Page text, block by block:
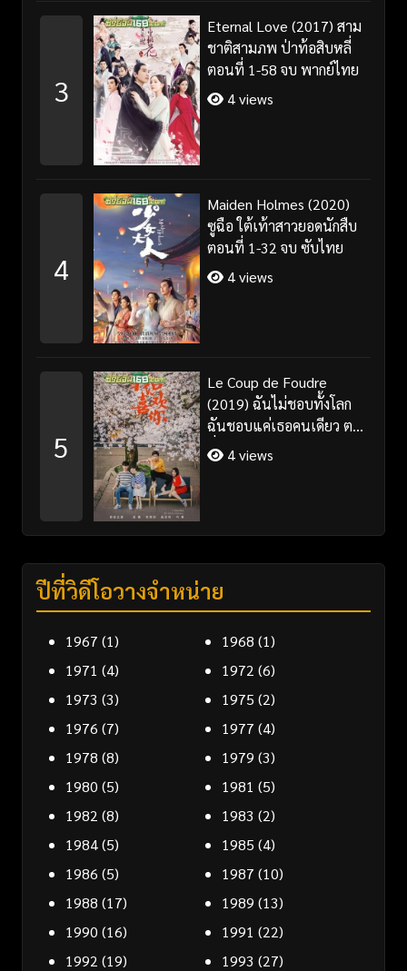
3
Eternal Love (2017) สาม
ชาติสามภพ ป่าท้อสิบหลี่
ตอนที่ 1-58 จบ พากย์ไทย
4 views
4
Maiden Holmes (2020)
ซูฉือ ใต้เท้าสาวยอดนักสืบ
ตอนที่ 1-32 จบ ซับไทย
4 views
5
Le Coup de Foudre
(2019) ฉันไม่ชอบทั้งโลก
ฉันชอบแค่เธอคนเดียว ตอน
ที่ 1-35 จบ ซับไทย
4 views
ปีที่วิดีโอวางจำหน่าย
1967 (1) 1968 (1)
1971 (4) 1972 (6)
1973 (3) 1975 (2)
1976 (7) 1977 (4)
1978 (8) 1979 (3)
1980 (5) 1981 (5)
1982 (8) 1983 (2)
1984(5) 1985 (4)
1986 (5) 1987 (10)
1988 (17) 1989 (13)
1990 (16) 1991 (22)
1992 (19) 1993 (27)